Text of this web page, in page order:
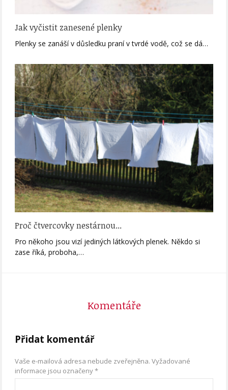
Jak vyčistit zanesené plenky
Plenky se zanáší v důsledku praní v tvrdé vodě, což se dá…
Proč čtvercovky nestárnou...
Pro někoho jsou vizí jediných látkových plenek. Někdo si
zase říká, proboha,…
Komentáře
Přidat komentář
Vaše e-mailová adresa nebude zveřejněna. Vyžadované
informace jsou označeny*